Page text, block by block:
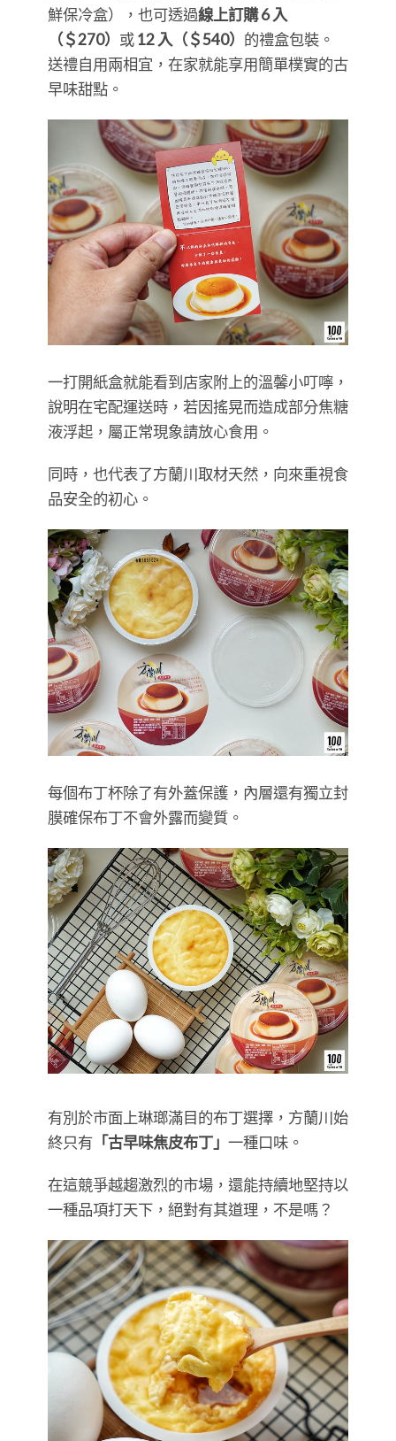
鮮保冷盒），也可透過線上訂購 6 入
（＄270） 或12 入（＄540） 的禮盒包裝。
送禮自用兩相宜，在家就能享用簡單樸實的古
早味甜點。
一打開紙盒就能看到店家附上的溫馨小叮嚀，
說明在宅配運送時，若因搖晃而造成部分焦糖
液浮起，屬正常現象請放心食用。
同時，也代表了方蘭川取材天然，向來重視食
品安全的初心。
每個布丁杯除了有外蓋保護，內層還有獨立封
膜確保布丁不會外露而變質。
有別於市面上琳瑯滿目的布丁選擇，方蘭川始
終只有 「古早味焦皮布丁」 一種口味。
在這競爭越趨激烈的市場，還能持續地堅持以
一種品項打天下，絕對有其道理，不是嗎？